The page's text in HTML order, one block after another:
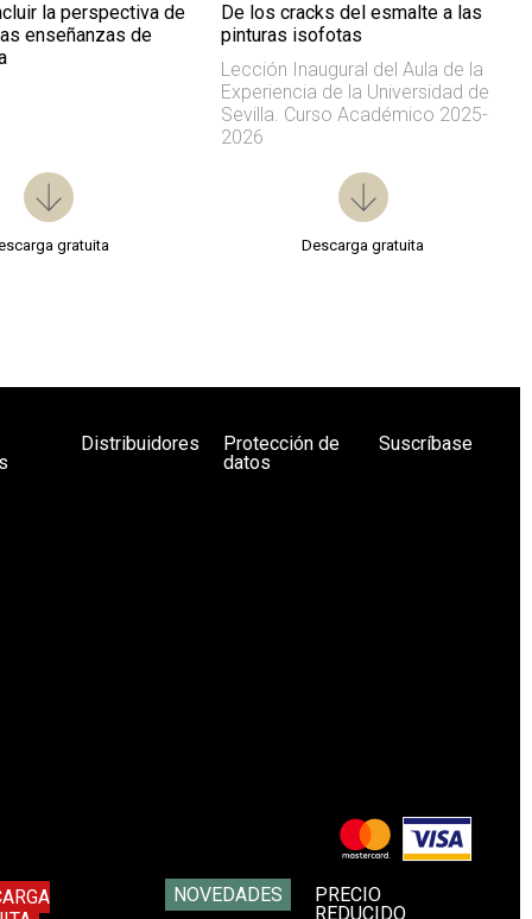
la perspectiva de
enseñanzas de
gratuita
De los cracks del esmalte a las
pinturas isofotas
Lección Inaugural del Aula de la
Experiencia de la Universidad de
Sevilla. Curso Académico 2025-
2026
Descarga gratuita
Distribuidores
Protección de
datos
Suscríbase
NOVEDADES
PRECIO
REDUCIDO